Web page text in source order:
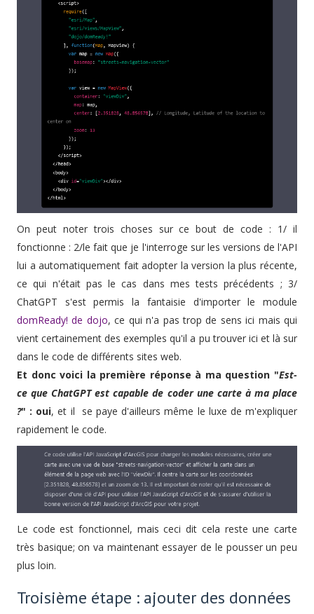
On peut noter trois choses sur ce bout de code : 1/ il
fonctionne : 2/le fait que je l'interroge sur les versions de l'API
lui a automatiquement fait adopter la version la plus récente,
ce qui n'était pas le cas dans mes tests précédents ; 3/
ChatGPT s'est permis la fantaisie d'importer le module
domReady! de dojo, ce qui n'a pas trop de sens ici mais qui
vient certainement des exemples qu'il a pu trouver ici et là sur
dans le code de différents sites web.
Et donc voici la première réponse à ma question "Est-
ce que ChatGPT est capable de coder une carte à ma place
?" : oui, et il se paye d'ailleurs même le luxe de m'expliquer
rapidement le code.
Le code est fonctionnel, mais ceci dit cela reste une carte
très basique; on va maintenant essayer de le pousser un peu
plus loin.
Troisième étape : ajouter des données